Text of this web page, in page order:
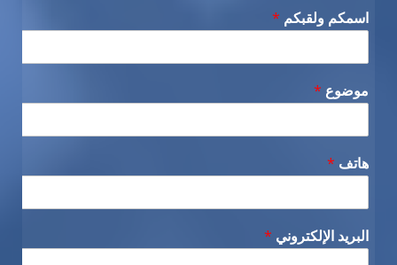
اسمكم ولقبكم *
موضوع *
هاتف *
البريد الإلكتروني *